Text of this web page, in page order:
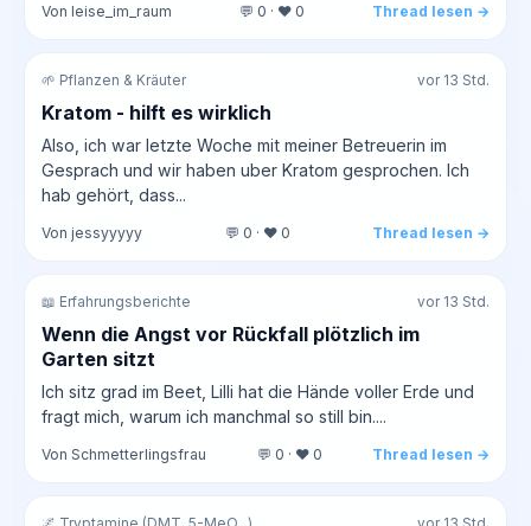
Von leise_im_raum 💬 0 · ❤️ 0 Thread lesen →
🌱 Pflanzen & Kräuter vor 13 Std.
Kratom - hilft es wirklich
Also, ich war letzte Woche mit meiner Betreuerin im
Gesprach und wir haben uber Kratom gesprochen. Ich
hab gehört, dass...
Von jessyyyyy 💬 0 · ❤️ 0 Thread lesen →
📖 Erfahrungsberichte vor 13 Std.
Wenn die Angst vor Rückfall plötzlich im
Garten sitzt
Ich sitz grad im Beet, Lilli hat die Hände voller Erde und
fragt mich, warum ich manchmal so still bin....
Von Schmetterlingsfrau 💬 0 · ❤️ 0 Thread lesen →